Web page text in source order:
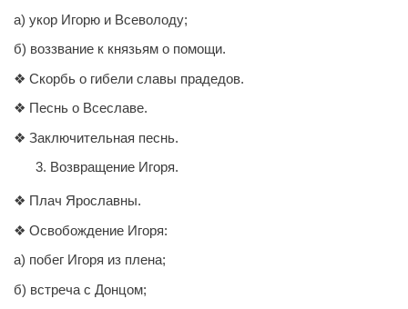
а) укор Игорю и Всеволоду;
б) воззвание к князьям о помощи.
❖ Скорбь о гибели славы прадедов.
❖ Песнь о Всеславе.
❖ Заключительная песнь.
Возвращение Игоря.
❖ Плач Ярославны.
❖ Освобождение Игоря:
а) побег Игоря из плена;
б) встреча с Донцом;